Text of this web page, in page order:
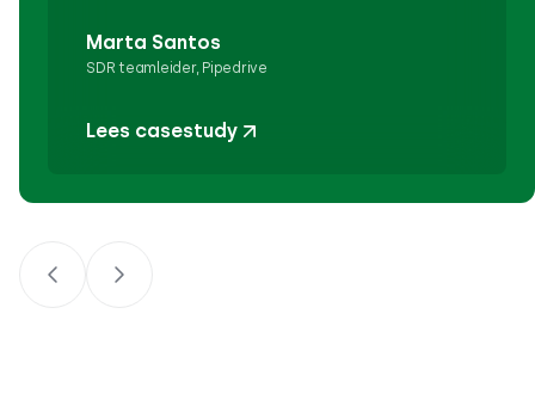
Marta Santos
SDR teamleider, Pipedrive
Lees casestudy